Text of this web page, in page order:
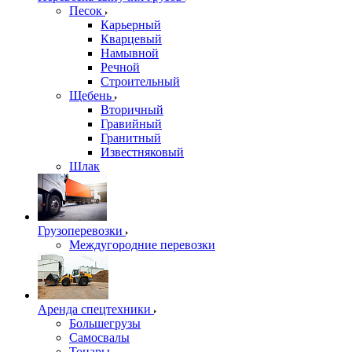
Песок
Карьерный
Кварцевый
Намывной
Речной
Строительный
Щебень
Вторичный
Гравийный
Гранитный
Известняковый
Шлак
Грузоперевозки
Междугородние перевозки
Аренда спецтехники
Большегрузы
Самосвалы